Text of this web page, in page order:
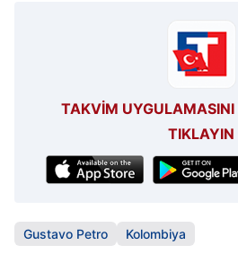
TAKVİM UYGULAMASINI
TIKLAYIN
Gustavo Petro Kolombiya